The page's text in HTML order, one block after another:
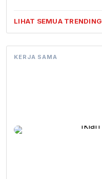
LIHAT SEMUA TRENDING
KERJA SAMA